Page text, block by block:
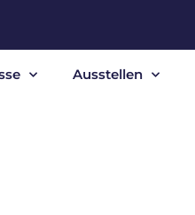
Ausstellen